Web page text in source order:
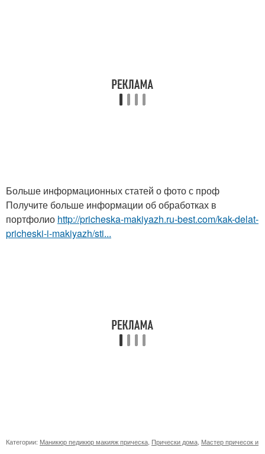
Больше информационных статей о фото с проф
Получите больше информации об обработках в
портфолио http://pricheska-makiyazh.ru-best.com/kak-delat-
pricheski-i-makiyazh/sti...
Категории: Маникюр педикюр макияж прическа Прически дома Мастер причесок и